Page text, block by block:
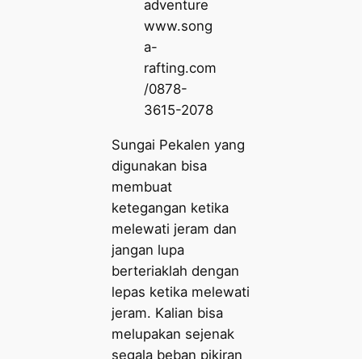
www.song
a-
rafting.com
/0878-
3615-2078
Sungai Pekalen yang
digunakan bisa
membuat
ketegangan ketika
melewati jeram dan
jangan lupa
berteriaklah dengan
lepas ketika melewati
jeram. Kalian bisa
melupakan sejenak
segala beban pikiran